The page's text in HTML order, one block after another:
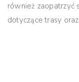
również zaopatrzyć
dotyczące trasy